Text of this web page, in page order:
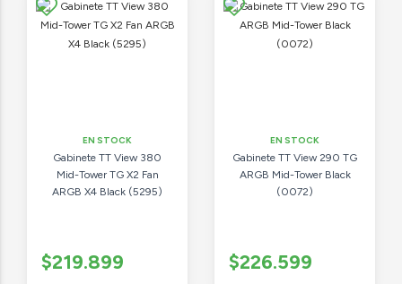
EN STOCK
Gabinete TT View 380
Mid-Tower TG X2 Fan
ARGB X4 Black (5295)
$219.899
EN STOCK
Gabinete TT View 290 TG
ARGB Mid-Tower Black
(0072)
$226.599